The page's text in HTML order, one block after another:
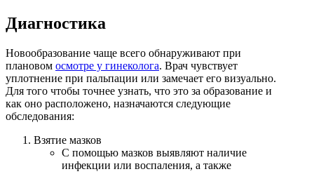
Диагностика
Новообразование чаще всего обнаруживают при
плановом осмотре у гинеколога. Врач чувствует
уплотнение при пальпации или замечает его визуально.
Для того чтобы точнее узнать, что это за образование и
как оно расположено, назначаются следующие
обследования:
Взятие мазков
С помощью мазков выявляют наличие
инфекции или воспаления, а также